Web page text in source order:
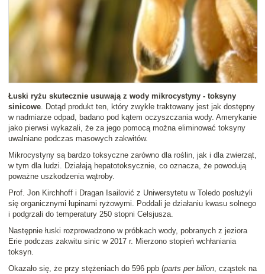
Łuski ryżu skutecznie usuwają z wody mikrocystyny - toksyny
sinicowe. Dotąd produkt ten, który zwykle traktowany jest jak dostępny
w nadmiarze odpad, badano pod kątem oczyszczania wody. Amerykanie
jako pierwsi wykazali, że za jego pomocą można eliminować toksyny
uwalniane podczas masowych zakwitów.
Mikrocystyny są bardzo toksyczne zarówno dla roślin, jak i dla zwierząt,
w tym dla ludzi. Działają hepatotoksycznie, co oznacza, że powodują
poważne uszkodzenia wątroby.
Prof. Jon Kirchhoff i Dragan Isailović z Uniwersytetu w Toledo posłużyli
się organicznymi łupinami ryżowymi. Poddali je działaniu kwasu solnego
i podgrzali do temperatury 250 stopni Celsjusza.
Następnie łuski rozprowadzono w próbkach wody, pobranych z jeziora
Erie podczas zakwitu sinic w 2017 r. Mierzono stopień wchłaniania
toksyn.
Okazało się, że przy stężeniach do 596 ppb (parts per bilion, cząstek na